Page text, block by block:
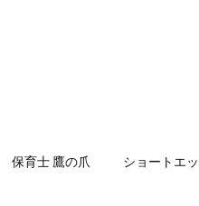
保育士 鷹の爪 ショートエ